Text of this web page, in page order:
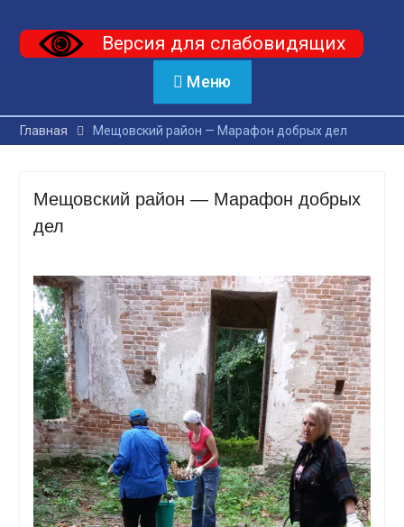
Версия для слабовидящих
Меню
Главная Мещовский район — Марафон добрых дел
Мещовский район — Марафон добрых
дел